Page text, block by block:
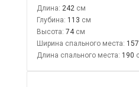
Длина: 242
Глубина: 113
Высота: 74
Ширина спального места: 157
Длина спального места: 190